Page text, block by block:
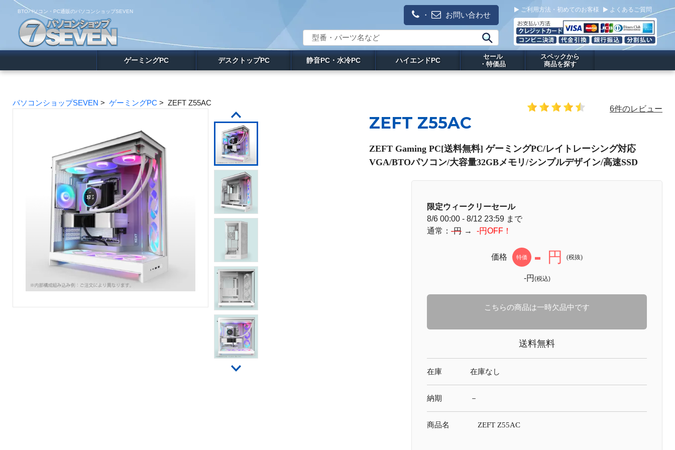
BTOパソコン・PC通販のパソコンショップSEVEN ・ お問い合わせ
ご利用方法・初めてのお客様 よくあるご質問
ゲーミングPC デスクトップPC 静音PC・水冷PC ハイエンドPC
セール
・特価品
スペックから
商品を探す
パソコンショップSEVEN > ゲーミングPC > ZEFT Z55AC
ZEFT Z55AC
6件のレビュー
ZEFT Gaming PC[送料無料] ゲーミングPC/レイトレーシング対応
VGA/BTOパソコン/大容量32GBメモリ/シンプルデザイン/高速SSD
限定ウィークリーセール
8/6 00:00 - 8/12 23:59 まで
通常： -円 → -円OFF！
価格 特価 - 円 (税抜)
-円 (税込)
こちらの商品は一時欠品中です
送料無料
在庫 在庫なし
納期 －
商品名 ZEFT Z55AC